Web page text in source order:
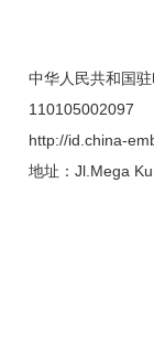
中华人民共和国
110105002097
http://id.china-
地址：Jl.Mega